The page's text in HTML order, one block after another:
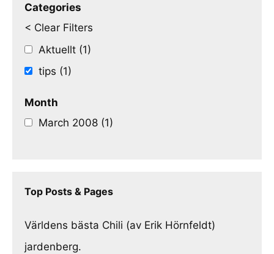
Categories
< Clear Filters
Aktuellt (1)
tips (1)
Month
March 2008 (1)
Top Posts & Pages
Världens bästa Chili (av Erik Hörnfeldt)
jardenberg.